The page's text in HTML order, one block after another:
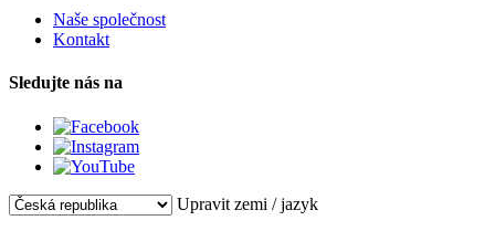
Naše společnost
Kontakt
Sledujte nás na
Upravit zemi / jazyk